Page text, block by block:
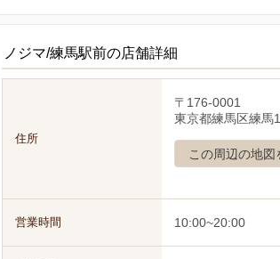
ノジマ/練馬駅前の店舗詳細
住所
〒176-0001
東京都練馬区練
この周辺の地図
営業時間 10:00~20:00